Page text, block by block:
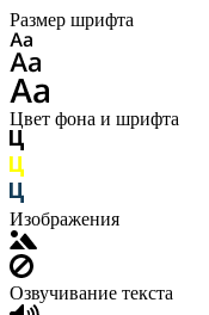
Размер шрифта
Цвет фона и шрифта
Изображения
Озвучивание текста